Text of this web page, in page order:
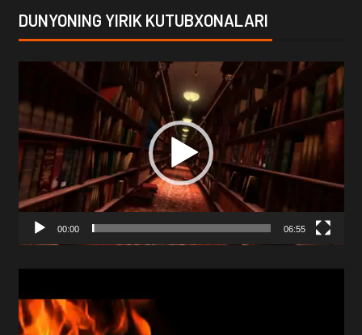
DUNYONING YIRIK KUTUBXONALARI
00:00 06:55
Player